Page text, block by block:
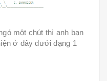
một chút thì anh bạn
ở đây dưới dạng 1